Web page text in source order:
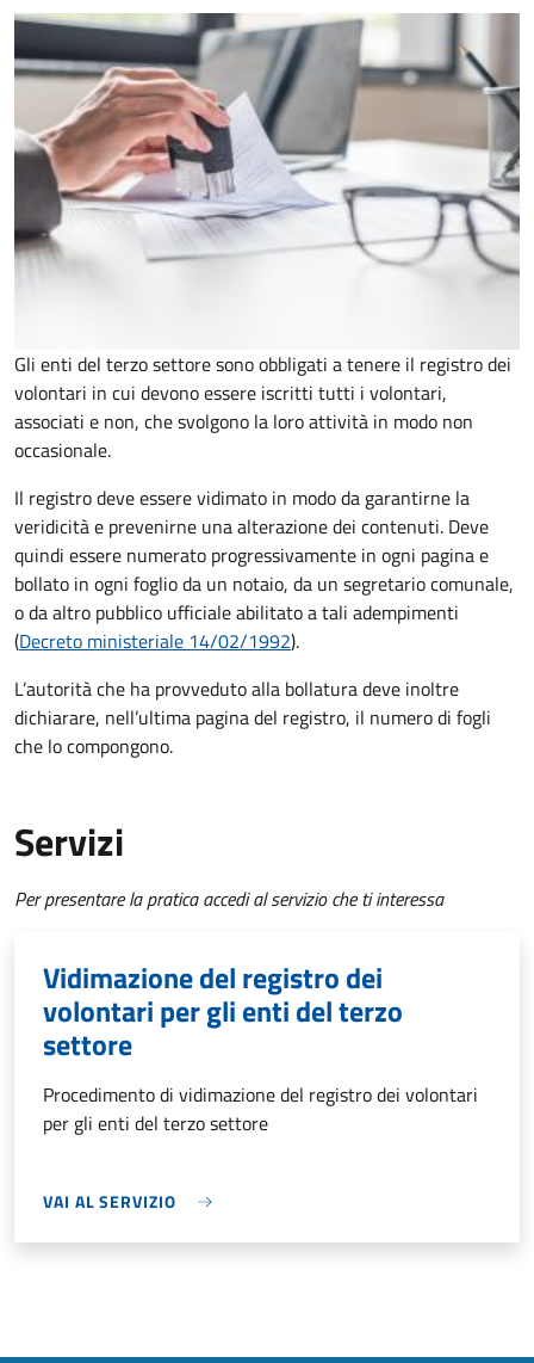
Gli enti del terzo settore sono obbligati a tenere il registro dei
volontari in cui devono essere iscritti tutti i volontari,
associati e non, che svolgono la loro attività in modo non
occasionale.
Il registro deve essere vidimato in modo da garantirne la
veridicità e prevenirne una alterazione dei contenuti. Deve
quindi essere numerato progressivamente in ogni pagina e
bollato in ogni foglio da un notaio, da un segretario comunale,
o da altro pubblico ufficiale abilitato a tali adempimenti
(Decreto ministeriale 14/02/1992).
L’autorità che ha provveduto alla bollatura deve inoltre
dichiarare, nell’ultima pagina del registro, il numero di fogli
che lo compongono.
Servizi
Per presentare la pratica accedi al servizio che ti interessa
Vidimazione del registro dei
volontari per gli enti del terzo
settore
Procedimento di vidimazione del registro dei volontari
per gli enti del terzo settore
VAI AL SERVIZIO